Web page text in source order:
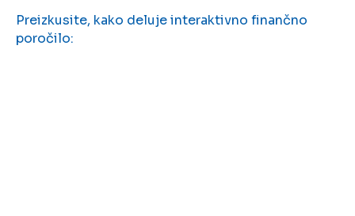
Preizkusite, kako deluje interaktivno finančno
poročilo: